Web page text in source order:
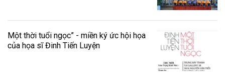
Một thời tuổi ngọc” - miền ký ức hội họa
của họa sĩ Đinh Tiến Luyện